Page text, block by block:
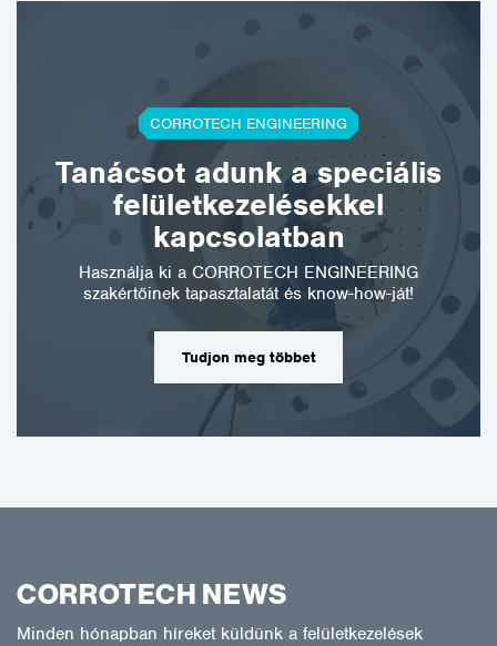
CORROTECH ENGINEERING
Tanácsot adunk a speciális
felületkezelésekkel
kapcsolatban
Használja ki a CORROTECH ENGINEERING
szakértőinek tapasztalatát és know-how-ját!
Tudjon meg többet
CORROTECH NEWS
Minden hónapban híreket küldünk a felületkezelések